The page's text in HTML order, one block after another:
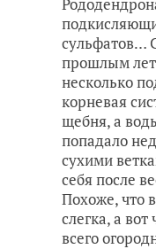
сульфатов…
прошлым
несколько
корневая
щебня, а
попадало
сухими
себя после
Похоже, что
слегка, а
всего